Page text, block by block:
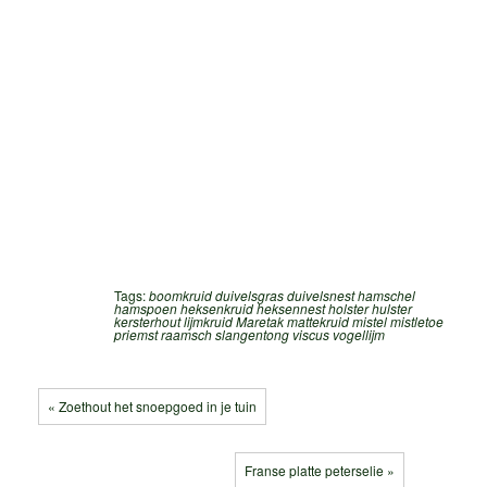
Tags:boomkruidduivelsgrasduivelsnesthamschel
hamspoenheksenkruidheksennestholsterhulster
kersterhoutlijmkruidMaretakmattekruidmistelmistletoe
priemstraamschslangentong viscus vogellijm
« Zoethout het snoepgoed in je tuin
Franse platte peterselie »